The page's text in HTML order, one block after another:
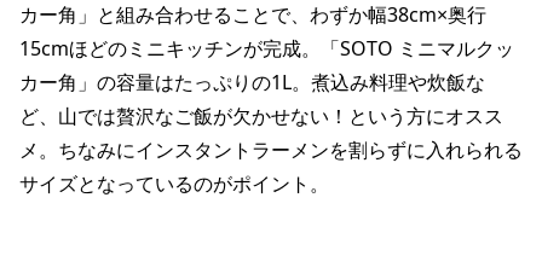
カー角」と組み合わせることで、わずか幅38cm×奥行
15cmほどのミニキッチンが完成。「SOTO ミニマルクッ
カー角」の容量はたっぷりの1L。煮込み料理や炊飯な
ど、山では贅沢なご飯が欠かせない！という方にオスス
メ。ちなみにインスタントラーメンを割らずに入れられる
サイズとなっているのがポイント。